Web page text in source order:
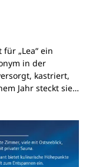
„Lea“ ein
in der
kastriert,
Jahr steckt sie…